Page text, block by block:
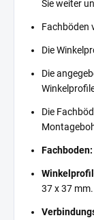
Sie weiter
Fachböden
Die
Die
Die
Fachboden:
37 x 37 mm.